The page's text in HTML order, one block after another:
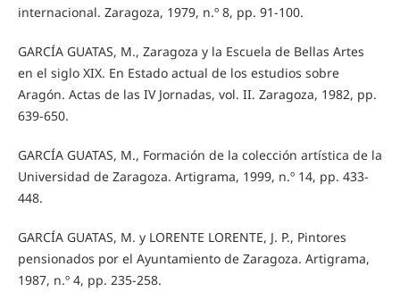
internacional. Zaragoza, 1979, n.º 8, pp. 91-100.
GARCÍA GUATAS, M., Zaragoza y la Escuela de Bellas Artes
en el siglo XIX. En Estado actual de los estudios sobre
Aragón. Actas de las IV Jornadas, vol. II. Zaragoza, 1982, pp.
639-650.
GARCÍA GUATAS, M., Formación de la colección artística de la
Universidad de Zaragoza. Artigrama, 1999, n.º 14, pp. 433-
448.
GARCÍA GUATAS, M. y LORENTE LORENTE, J. P., Pintores
pensionados por el Ayuntamiento de Zaragoza. Artigrama,
1987, n.º 4, pp. 235-258.